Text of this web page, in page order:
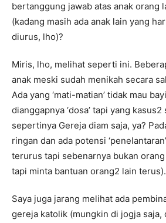
bertanggung jawab atas anak orang
(kadang masih ada anak lain yang
diurus, lho)?
Miris, lho, melihat seperti ini.
anak meski sudah menikah secara
Ada yang ‘mati-matian’ tidak mau
dianggapnya ‘dosa’ tapi yang
sepertinya Gereja diam saja, ya?
ringan dan ada potensi
terurus tapi sebenarnya bukan
tapi minta bantuan orang2 lain terus).
Saya juga jarang melihat ada
gereja katolik (mungkin di jogja